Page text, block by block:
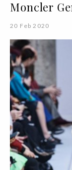
Moncler
20 Feb 2020